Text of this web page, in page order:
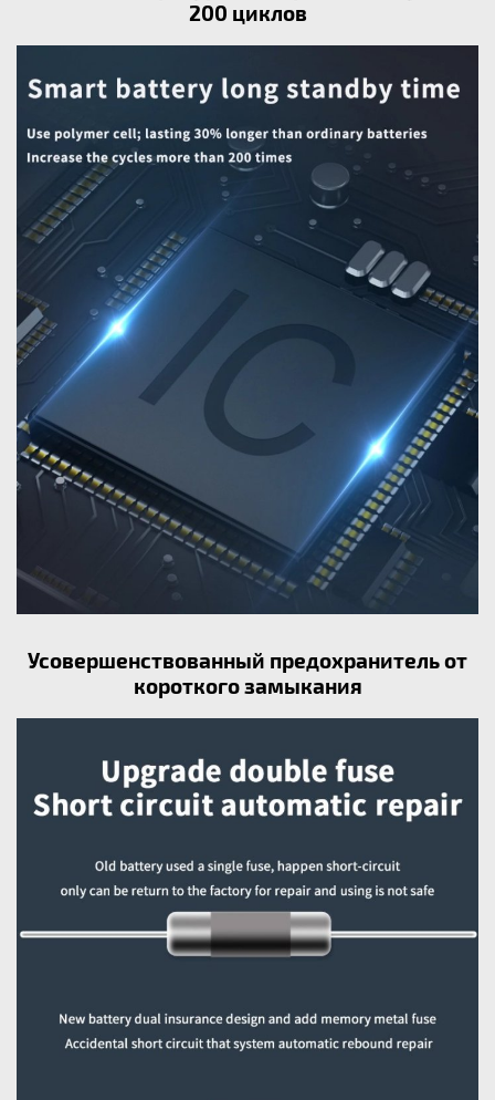
200 циклов
Усовершенствованный предохранитель от
короткого замыкания